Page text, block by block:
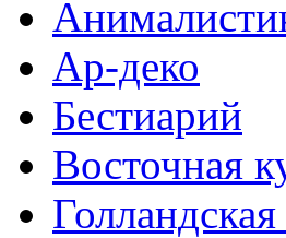
Ар-деко
Бестиарий
Восточная